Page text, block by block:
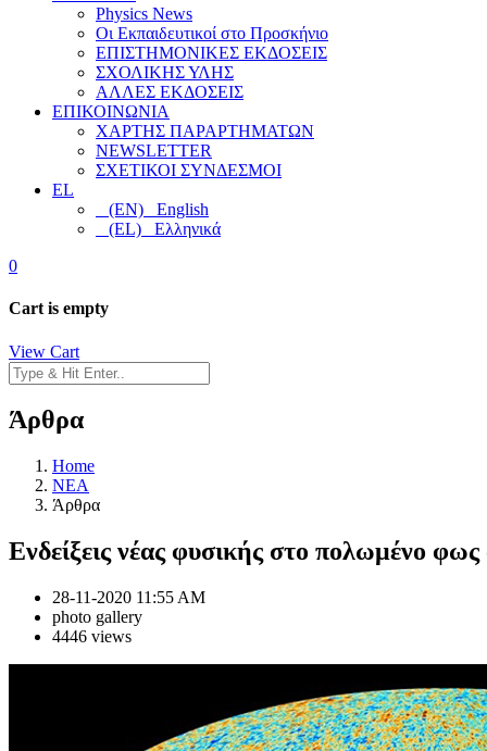
Physics News
Οι Εκπαιδευτικοί στο Προσκήνιο
ΕΠΙΣΤΗΜΟΝΙΚΕΣ ΕΚΔΟΣΕΙΣ
ΣΧΟΛΙΚΗΣ ΥΛΗΣ
ΑΛΛΕΣ ΕΚΔΟΣΕΙΣ
ΕΠΙΚΟΙΝΩΝΙΑ
ΧΑΡΤΗΣ ΠΑΡΑΡΤΗΜΑΤΩΝ
NEWSLETTER
ΣΧΕΤΙΚΟΙ ΣΥΝΔΕΣΜΟΙ
EL
(EN) English
(EL) Ελληνικά
0
Cart is empty
View Cart
Άρθρα
Home
NEA
Άρθρα
Ενδείξεις νέας φυσικής στο πολωμένο
28-11-2020 11:55 AM
photo gallery
4446 views